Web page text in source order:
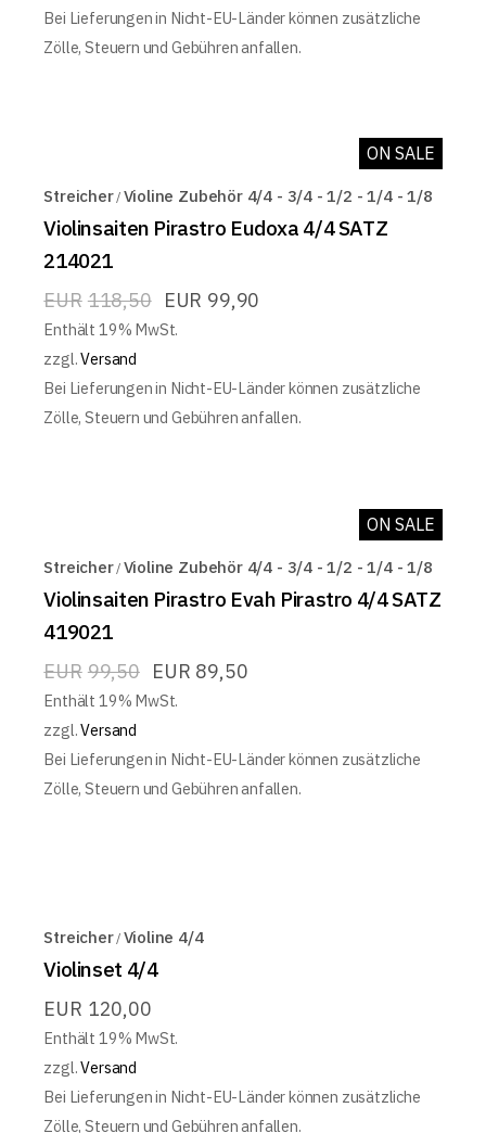
Bei Lieferungen in Nicht-EU-Länder können zusätzliche
Zölle, Steuern und Gebühren anfallen.
ON SALE
Streicher Violine Zubehör 4/4 - 3/4 - 1/2 - 1/4 - 1/8
Violinsaiten Pirastro Eudoxa 4/4 SATZ
214021
EUR 118,50 EUR 99,90
Enthält 19% MwSt.
zzgl.Versand
Bei Lieferungen in Nicht-EU-Länder können zusätzliche
Zölle, Steuern und Gebühren anfallen.
ON SALE
Streicher Violine Zubehör 4/4 - 3/4 - 1/2 - 1/4 - 1/8
Violinsaiten Pirastro Evah Pirastro 4/4 SATZ
419021
EUR 99,50 EUR 89,50
Enthält 19% MwSt.
zzgl.Versand
Bei Lieferungen in Nicht-EU-Länder können zusätzliche
Zölle, Steuern und Gebühren anfallen.
Streicher Violine 4/4
Violinset 4/4
EUR 120,00
Enthält 19% MwSt.
zzgl.Versand
Bei Lieferungen in Nicht-EU-Länder können zusätzliche
Zölle, Steuern und Gebühren anfallen.